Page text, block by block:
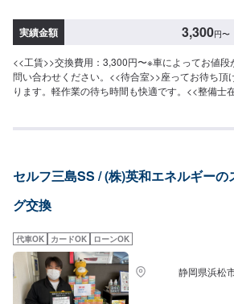
実績金額 3,300円〜
<<工賃>>交換費用：3,300円〜※車によってお値
問い合わせください。<<待合室>>座ってお待ち頂
ります。軽作業の待ち時間も快適です。<<整備士
る交換も可能です。お気軽にご予約ください。
セルフ三島SS / (株)英和エネルギーの
グ交換
代車OK カードOK ローンOK
静岡県浜松